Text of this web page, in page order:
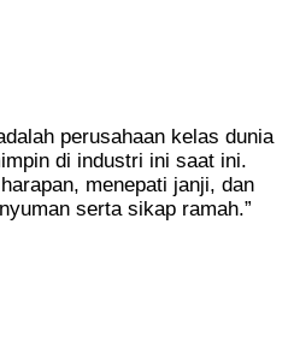
perusahaan kelas dunia
di industri ini saat ini.
menepati janji, dan
serta sikap ramah.”